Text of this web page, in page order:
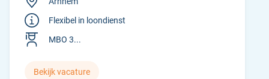
Flexibel in loondienst
MBO 3...
Bekijk vacature